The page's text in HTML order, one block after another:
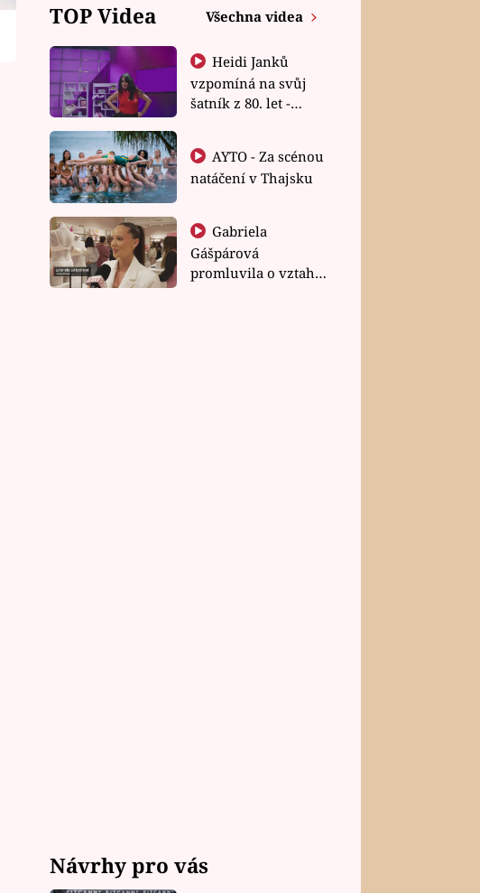
TOP Videa Všechna videa
Heidi Janků
vzpomíná na svůj
šatník z 80. let -
natáčení v Thajsku
Gabriela
Gášpárová
promluvila o vztahu
Návrhy pro vás